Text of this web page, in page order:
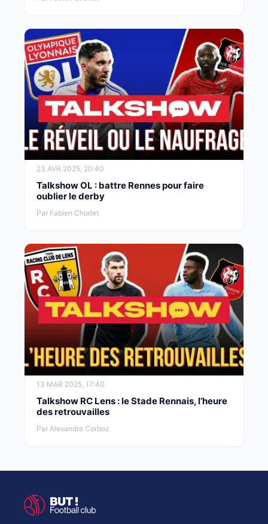
23 AVR 2025, 20:40
Talkshow OL : battre Rennes pour faire
oublier le derby
Par Fabien Chorlet
13 MAR 2025, 17:40
Talkshow RC Lens : le Stade Rennais, l’heure
des retrouvailles
Par Alexandre Corboz